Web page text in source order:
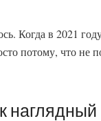
Когда в 2021
потому, что не